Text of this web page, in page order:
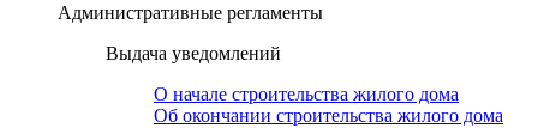
Административные регламенты
Выдача уведомлений
О начале строительства жилого дома
Об окончании строительства жилого дома